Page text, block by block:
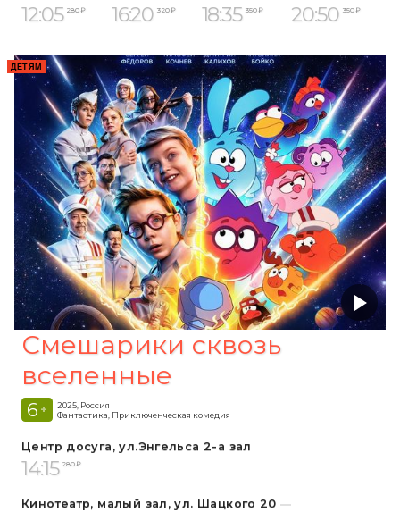
12:05 280 ₽ 16:20 320 ₽ 18:35 350 ₽ 20:50 350 ₽
ДЕТЯМ
Смешарики сквозь
вселенные
6 +
2025, Россия
Фантастика, Приключенческая комедия
Центр досуга, ул.Энгельса 2-а зал
14:15 280 ₽
Кинотеатр, малый зал, ул. Шацкого 20